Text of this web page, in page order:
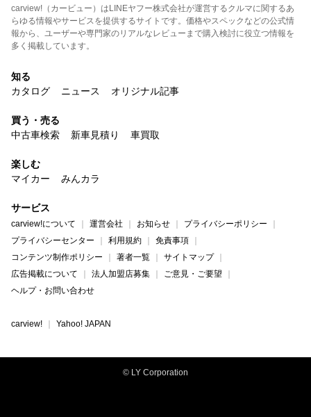
carview!（カービュー）はLINEヤフー株式会社が運営するクルマに関するあ
らゆる情報やサービスを提供するサイトです。価格やスペックなどの公式情
報から、ユーザーや専門家のリアルなレビューまで購入検討に役立つ情報を
多く掲載しています。
知る
カタログ
ニュース オリジナル記事
買う・売る
中古車検索
新車見積り 車買取
楽しむ
マイカー
みんカラ
サービス
carview!について 運営会社 お知らせ
プライバシーポリシー
プライバシーセンター
利用規約
免責事項
コンテンツ制作ポリシー
著者一覧
サイトマップ
広告掲載について
法人加盟店募集
ご意見・ご要望
ヘルプ・お問い合わせ
carview! Yahoo! JAPAN
© LY Corporation